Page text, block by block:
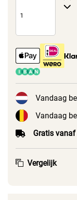
Vandaag
Vandaag
Gratis
Vergelijk